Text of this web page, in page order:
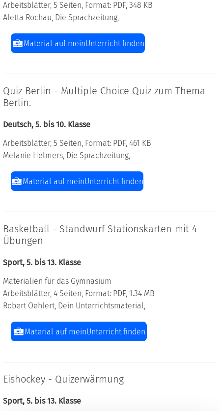
Arbeitsblätter, 5 Seiten, Format: PDF, 348 KB
Aletta Rochau, Die Sprachzeitung,
Material auf meinUnterricht finden
Quiz Berlin - Multiple Choice Quiz zum Thema
Berlin.
Deutsch, 5. bis 10. Klasse
Arbeitsblätter, 5 Seiten, Format: PDF, 461 KB
Melanie Helmers, Die Sprachzeitung,
Material auf meinUnterricht finden
Basketball - Standwurf Stationskarten mit 4
Übungen
Sport, 5. bis 13. Klasse
Materialien für das Gymnasium
Arbeitsblätter, 4 Seiten, Format: PDF, 1.34 MB
Robert Oehlert, Dein Unterrichtsmaterial,
Material auf meinUnterricht finden
Eishockey - Quizerwärmung
Sport, 5. bis 13. Klasse